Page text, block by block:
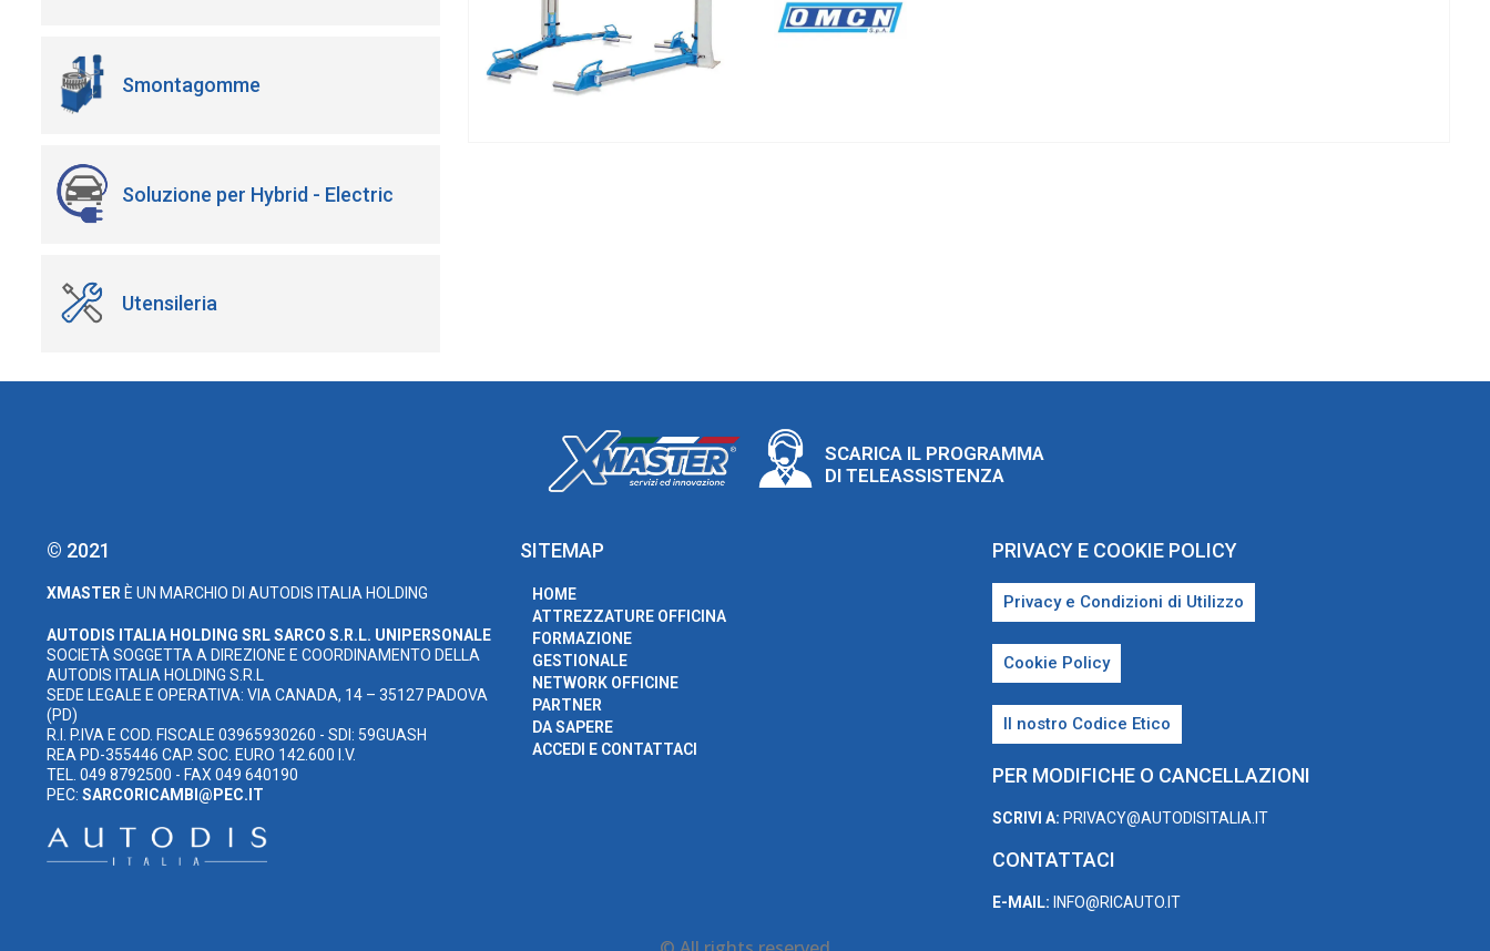
Smontagomme
Soluzione per Hybrid - Electric
Utensileria
SCARICA IL PROGRAMMA
DI TELEASSISTENZA
© 2021
XMASTER È UN MARCHIO DI AUTODIS ITALIA HOLDING
AUTODIS ITALIA HOLDING SRLSARCO S.R.L. UNIPERSONALE
SOCIETÀ SOGGETTA A DIREZIONE E COORDINAMENTO DELLA
AUTODIS ITALIA HOLDING S.R.L
SEDE LEGALE E OPERATIVA: VIA CANADA, 14 – 35127 PADOVA
(PD)
R.I. P.IVA E COD. FISCALE 03965930260 - SDI: 59GUASH
REA PD-355446 CAP. SOC. EURO 142.600 I.V.
TEL. 049 8792500 - FAX 049 640190
PEC: SARCORICAMBI@PEC.IT
SITEMAP
HOME
ATTREZZATURE OFFICINA
FORMAZIONE
GESTIONALE
NETWORK OFFICINE
PARTNER
DA SAPERE
ACCEDI E CONTATTACI
PRIVACY E COOKIE POLICY
Privacy e Condizioni di Utilizzo
Cookie Policy
Il nostro Codice Etico
PER MODIFICHE O CANCELLAZIONI
SCRIVI A: PRIVACY@AUTODISITALIA.IT
CONTATTACI
E-MAIL: INFO@RICAUTO.IT